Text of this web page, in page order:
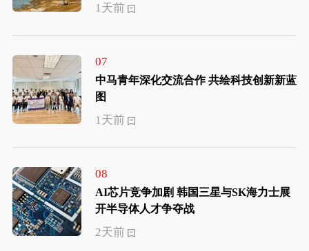
1天前
07
中马青年深化交流合作 共绘科技创新新蓝
图
1天前
08
AI芯片竞争加剧 韩国三星与SK海力士展
开半导体人才争夺战
2天前